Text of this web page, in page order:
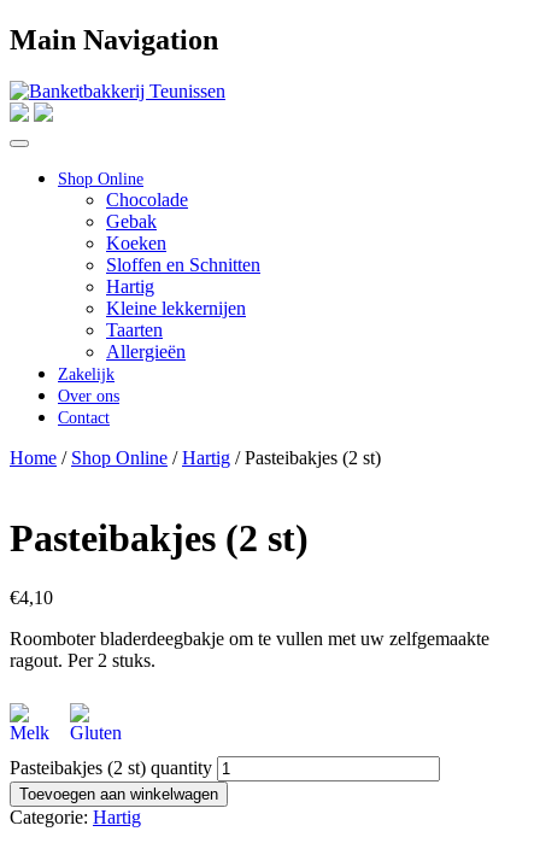
Main Navigation
Shop Online
Chocolade
Gebak
Koeken
Sloffen en Schnitten
Hartig
Kleine lekkernijen
Taarten
Allergieën
Zakelijk
Over ons
Contact
Home / Shop Online /Hartig / Pasteibakjes (2 st)
Pasteibakjes (2 st)
€4,10
Roomboter bladerdeegbakje om te vullen met uw zelfgemaakte
ragout. Per 2 stuks.
Pasteibakjes (2 st) quantity
Toevoegen aan winkelwagen
Categorie: Hartig